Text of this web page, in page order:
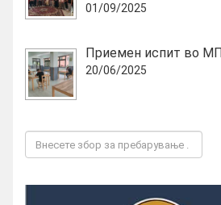
01/09/2025
Приемен испит во
20/06/2025